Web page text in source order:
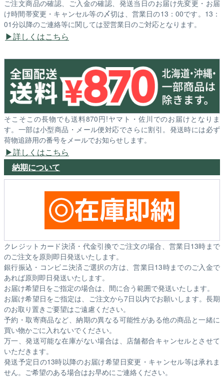
ご注文商品の確認、ご入金の確認、発送当日のお届け先変更・お届
け時間帯変更・キャンセル等の〆切は、営業日の13：00です。13：
01分以降のご連絡等に関しては翌営業日のご対応となります。
詳しくはこちら
そこそこの長物でも送料870円!ヤマト・佐川でのお届けとなりま
す。一部は小型商品・メール便対応でさらに割引。発送時には必ず
荷物追跡用の番号をメールでお知らせします。
詳しくはこちら
納期について
クレジットカード決済・代金引換でご注文の場合、営業日13時まで
のご注文を原則即日発送いたします。
銀行振込・コンビニ決済ご選択の方は、営業日13時までのご入金で
あれば原則即日発送いたします。
お届け希望日をご指定の場合は、間に合う範囲で発送いたします。
お届け希望日をご指定は、ご注文から7日以内でお願いします。長期
のお取り置きご要望はご遠慮ください。
予約・取寄商品など、納期の異なる可能性がある他の商品と一緒に
買い物かごに入れないでください。
万一、発送可能な在庫がない場合は、店舗都合キャンセルとさせて
いただきます。
発送予定日の13時以降のお届け希望日変更・キャンセル等は承れま
せん。ご希望のある場合はお早めにご連絡ください。